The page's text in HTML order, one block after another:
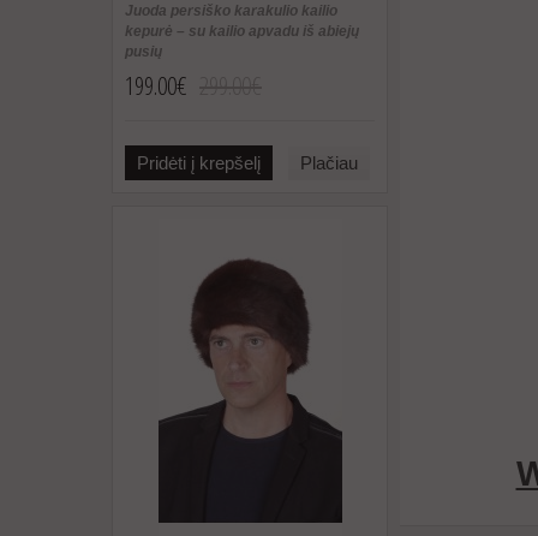
Juoda persiško karakulio kailio
kepurė – su kailio apvadu iš abiejų
pusių
199.00€
Pridėti į krepšelį Plačiau